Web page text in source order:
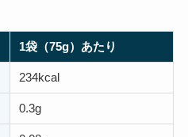
1袋（75g）あたり
234kcal
0.3g